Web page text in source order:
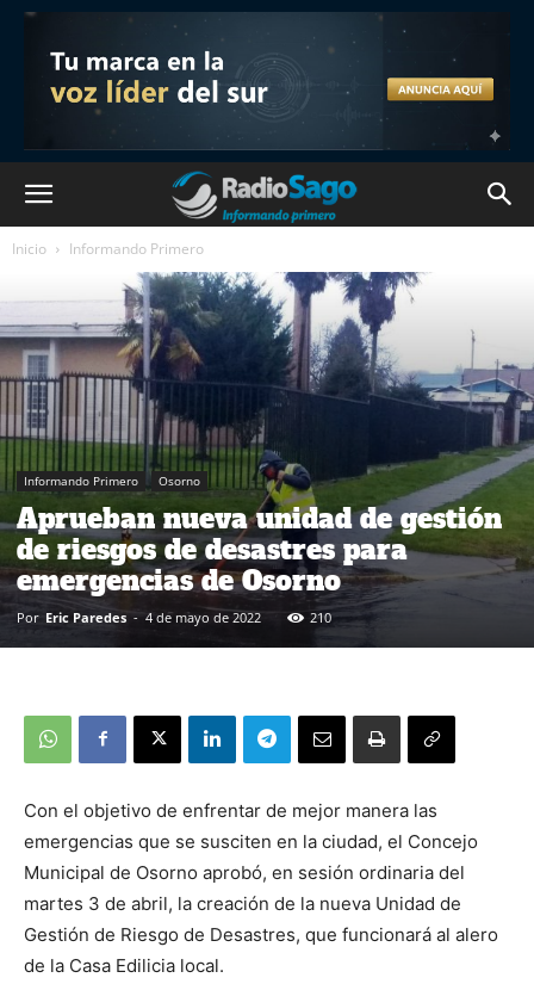
Inicio Informando Primero
Informando Primero Osorno
Aprueban nueva unidad de gestión
de riesgos de desastres para
emergencias de Osorno
Por Eric Paredes - 4 de mayo de 2022 210
Con el objetivo de enfrentar de mejor manera las
emergencias que se susciten en la ciudad, el Concejo
Municipal de Osorno aprobó, en sesión ordinaria del
martes 3 de abril, la creación de la nueva Unidad de
Gestión de Riesgo de Desastres, que funcionará al alero
de la Casa Edilicia local.